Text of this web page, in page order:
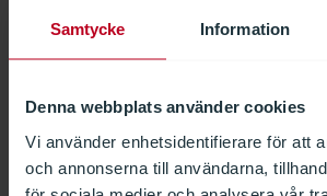
Samtycke Information
Denna webbplats använder cookies
Vi använder enhetsidentifierare för att
och annonserna till användarna,
Vill du veta mer?
hjälpa dig med lösningar som både
ekonomi, arbetsmiljö och hög